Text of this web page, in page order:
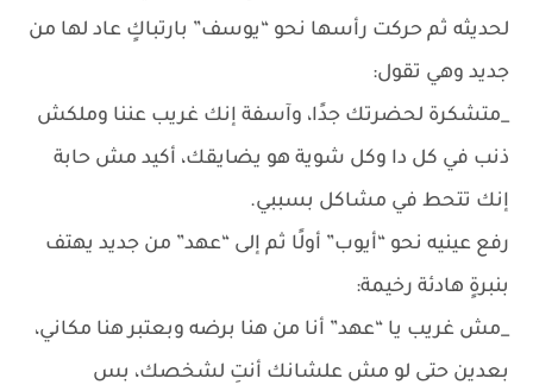
لحديثه ثم حركت رأسها نحو “يوسف” بارتباكٍ عاد لها من
جديد وهي تقول:
_متشكرة لحضرتك جدًا، وآسفة إنك غريب عننا وملكش
ذنب في كل دا وكل شوية هو يضايقك، أكيد مش حابة
إنك تتحط في مشاكل بسببي.
رفع عينيه نحو “أيوب” أولًا ثم إلى “عهد” من جديد يهتف
بنبرةٍ هادئة رخيمة:
_مش غريب يا “عهد” أنا من هنا برضه وبعتبر هنا مكاني،
بعدين حتى لو مش علشانك أنتِ لشخصك، بس